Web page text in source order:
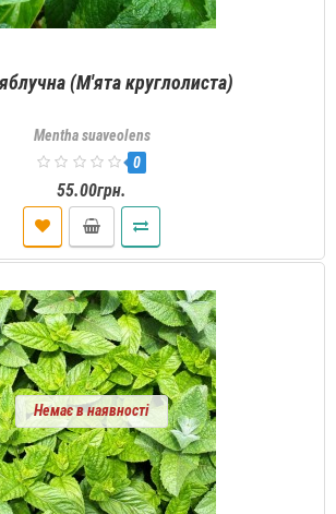
(М'ята круглолиста)
Mentha suaveolens
0
55.00грн.
Немає в наявності